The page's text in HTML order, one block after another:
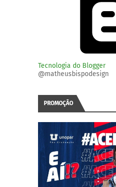
Tecnologia do Blogger
@matheusbispodesign
PROMOÇÃO